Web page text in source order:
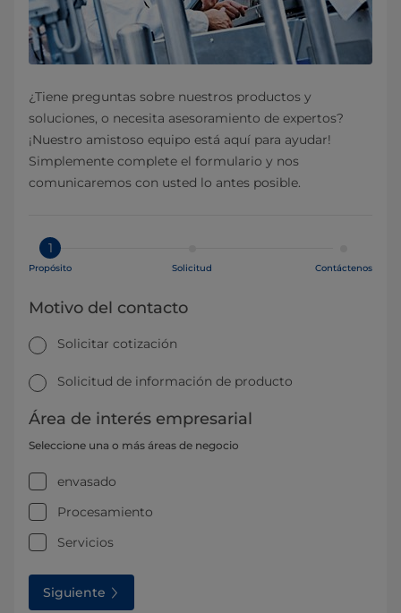
¿Tiene preguntas sobre nuestros productos y
soluciones, o necesita asesoramiento de expertos?
¡Nuestro amistoso equipo está aquí para ayudar!
Simplemente complete el formulario y nos
comunicaremos con usted lo antes posible.
1
Propósito Solicitud Contáctenos
Motivo del contacto
Solicitar cotización
Solicitud de información de producto
Área de interés empresarial
Seleccione una o más áreas de negocio
envasado
Procesamiento
Servicios
Siguiente